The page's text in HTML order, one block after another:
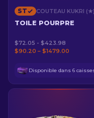
ST COUTEAU KUKRI (★)
TOILE POURPRE
$72.05 - $423.98
$90.20 – $1479.00
Disponible dans 6